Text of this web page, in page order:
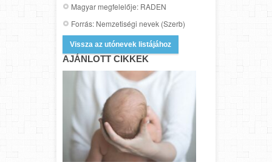
Magyar megfelelője: RADEN
Forrás: Nemzetiségi nevek (Szerb)
Vissza az utónevek listájához
AJÁNLOTT CIKKEK